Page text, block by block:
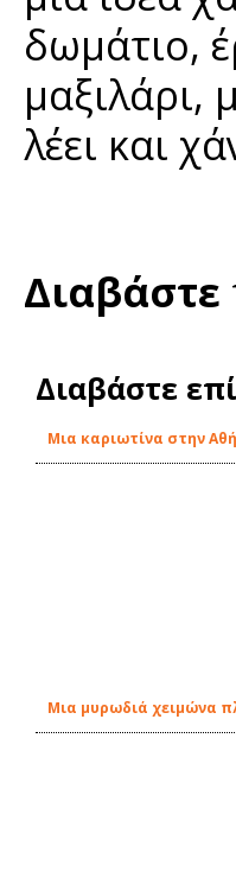
δωμάτιο,
μαξιλάρι,
λέει και
Διαβάστε
Διαβάστε
Μια καριωτίνα στην
Μια μυρωδιά χειμώνα